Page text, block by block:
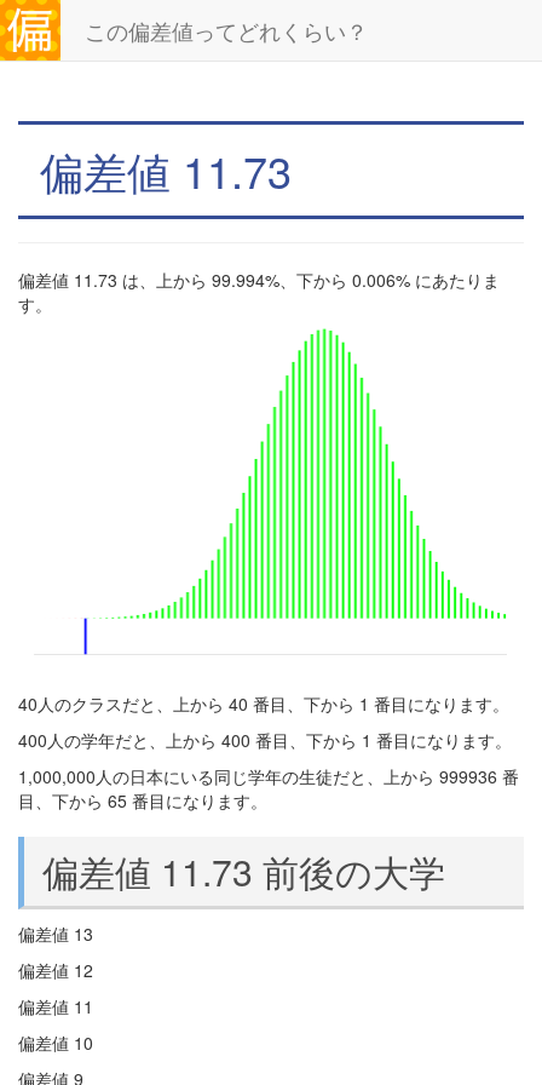
この偏差値ってどれくらい？
偏差値 11.73
偏差値 11.73 は、上から 99.994%、下から 0.006% にあたりま
す。
40人のクラスだと、上から 40 番目、下から 1 番目になります。
400人の学年だと、上から 400 番目、下から 1 番目になります。
1,000,000人の日本にいる同じ学年の生徒だと、上から 999936 番
目、下から 65 番目になります。
偏差値 11.73 前後の大学
偏差値 13
偏差値 12
偏差値 11
偏差値 10
偏差値 9